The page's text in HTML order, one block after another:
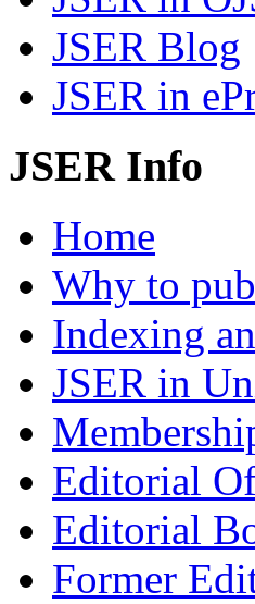
JSER Blog
JSER in
JSER Info
Home
Why to
Indexing
JSER in
Editorial
Editorial
Former